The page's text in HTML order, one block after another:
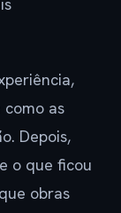
como as
Depois,
o que ficou
obras